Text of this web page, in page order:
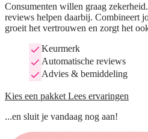
Consumenten willen graag
reviews helpen daarbij. Combineert
groeit het vertrouwen en zorgt het
Keurmerk
Automatische reviews
Advies & bemiddeling
Kies een pakket Lees ervaringen
...en sluit je vandaag nog aan!